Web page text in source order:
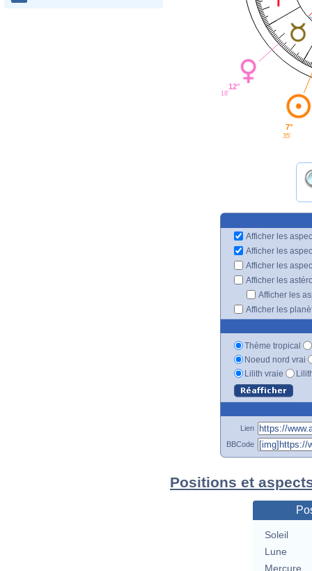
12°
18'
7°
35'
Afficher les
Afficher les
Afficher les
Afficher les
Afficher les
Afficher les
Thème tropical
Noeud nord vrai
Lilith vraie
Lien
BBCode
Positions et
Soleil
Lune
Mercure